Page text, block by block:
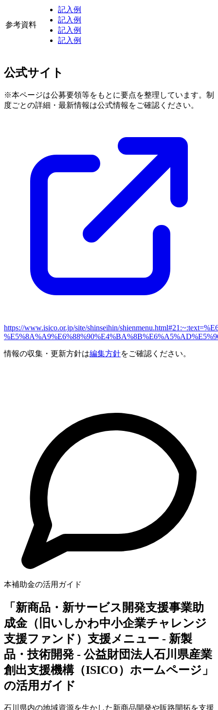
参考資料
記入例
記入例
記入例
記入例
公式サイト
※本ページは公募要領等をもとに要点を整理しています。制
度ごとの詳細・最新情報は公式情報をご確認ください。
https://www.isico.or.jp/site/shinseihin/
情報の収集・更新方針は編集方針をご確認ください。
本補助金の活用ガイド
「新商品・新サービス開発支援事業助
成金（旧いしかわ中小企業チャレンジ
支援ファンド）支援メニュー - 新製
品・技術開発 - 公益財団法人石川県産業
創出支援機構（ISICO）ホームページ」
の活用ガイド
石川県内の地域資源を生かした新商品開発や販路開拓を支援